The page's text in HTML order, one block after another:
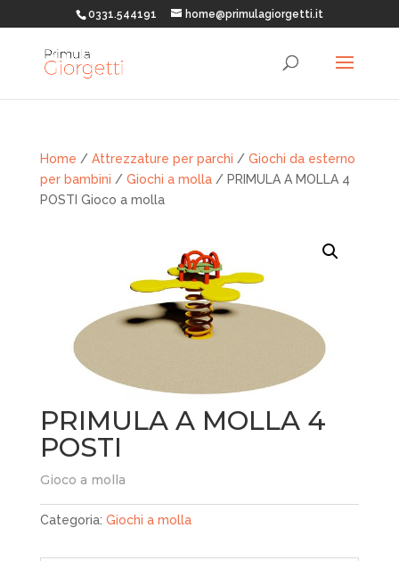
0331.544191 home@primulagiorgetti.it
Home / Attrezzature per parchi / Giochi da esterno
per bambini / Giochi a molla/ PRIMULA A MOLLA 4
POSTI Gioco a molla
PRIMULA A MOLLA 4
POSTI
Gioco a molla
Categoria: Giochi a molla